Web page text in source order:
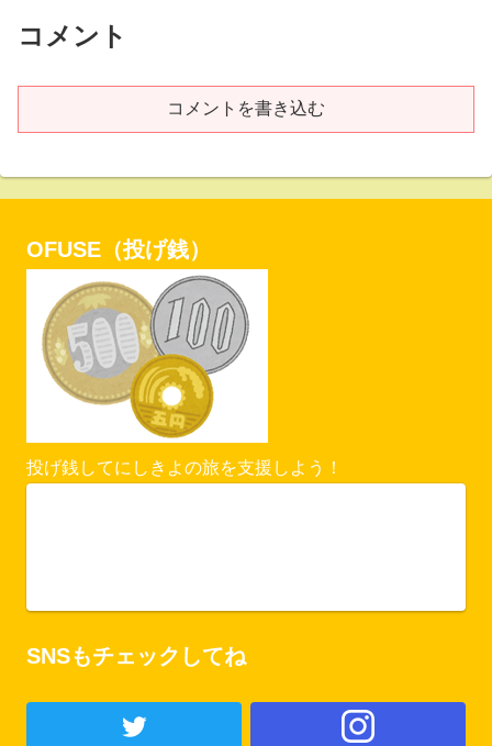
コメント
コメントを書き込む
OFUSE（投げ銭）
投げ銭してにしきよの旅を支援しよう！
SNSもチェックしてね